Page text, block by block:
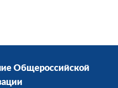
Общероссийской